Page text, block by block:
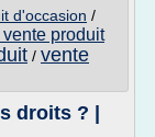
d'occasion /
produit
/ vente
droits ? |